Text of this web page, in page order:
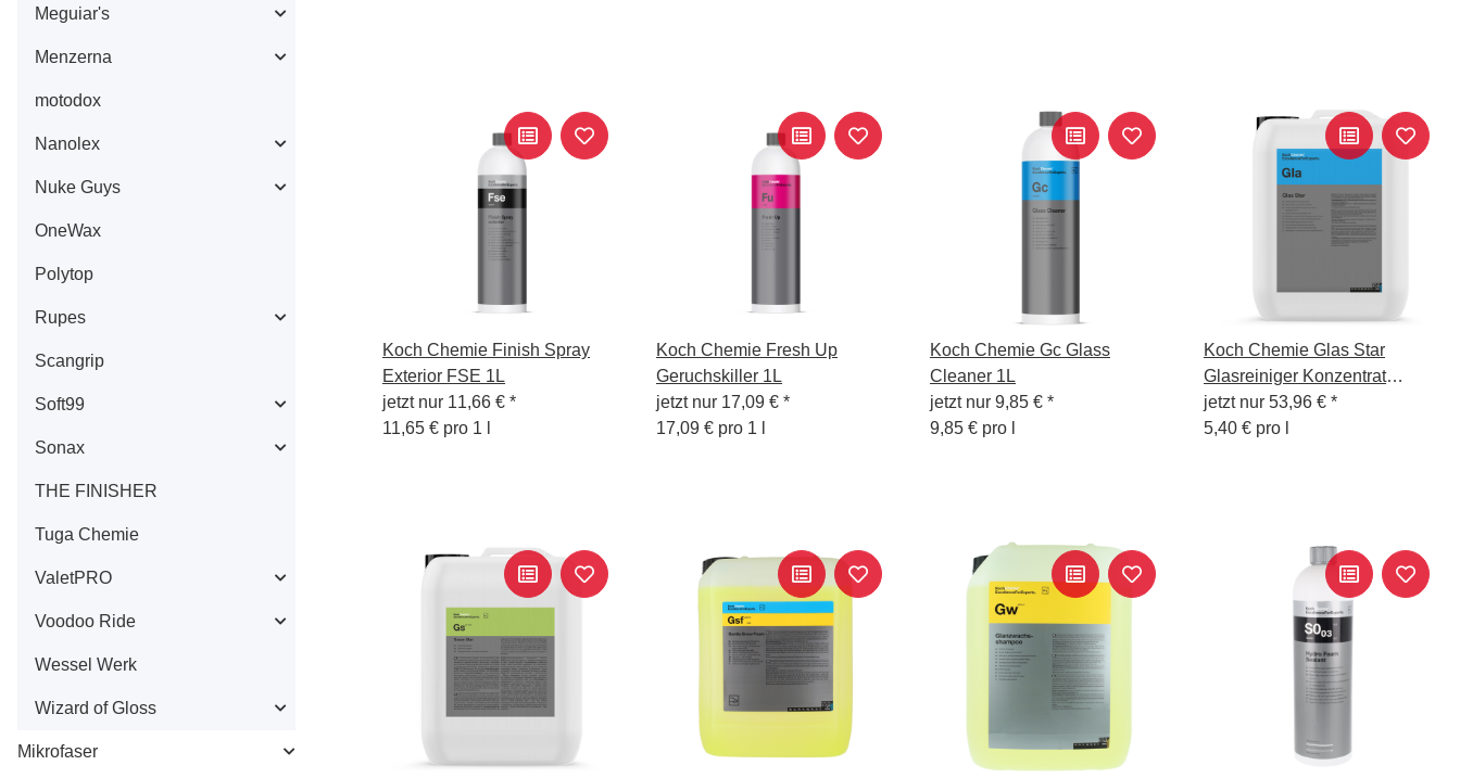
Koch Chemie Finish Spray
Exterior FSE 1L
jetzt nur 11,66 € *
11,65 € pro 1 l
Koch Chemie Fresh Up
Geruchskiller 1L
jetzt nur 17,09 € *
17,09 € pro 1 l
Koch Chemie Gc Glass
Cleaner 1L
jetzt nur 9,85 € *
9,85 € pro l
Koch Chemie Glas Star
Glasreiniger Konzentrat
premium 10L
jetzt nur 53,96 € *
5,40 € pro l
Meguiar's
Menzerna
motodox
Nanolex
Nuke Guys
OneWax
Polytop
Rupes
Scangrip
Soft99
Sonax
THE FINISHER
Tuga Chemie
ValetPRO
Voodoo Ride
Wessel Werk
Wizard of Gloss
Mikrofaser